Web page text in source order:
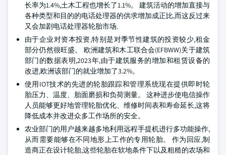
长率为1.4%,土木工程也增长了1.1%。 建筑活动的增加直接与
各种类型和目的的电话处理器的供求增加成正比,而这反过来
又会加剧电话处理器轮胎市场.
由于企业对资本投资,特别是对季节性建筑的投资较少,租金
部分仍然很旺盛。 欧洲建筑和木工联合会(EFBWW)关于建筑
部门的数据表明,2023年,由于建筑服务的增加和租赁设备的
改进,欧洲该部门的就业增加了3.2%。
使用IOT技术的先进的轮胎跟踪和管理系统现在提供即时轮
胎压力、温度、胎面磨损和负荷测量。 这种进步使电信操作
人员能够更好地管理轮胎优化、维修时间表和寿命延长,这将
降低成本并改进众多工作场所的安全。
农业部门的用户越来越多地利用远程手提机进行多功能操作,
从而需要能够在不同地形上工作的专用轮胎。 作为回应,制
造商正在设计轮胎,这些轮胎在软地条件下以及粗糙的农场和